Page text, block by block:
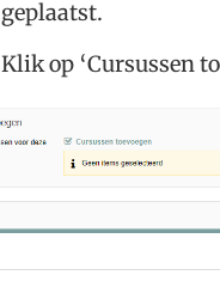
geplaatst.
Klik op ‘Cursussen